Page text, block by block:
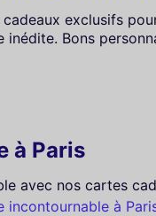
exclusifs
Bons
à Paris
avec nos cartes
incontournable à